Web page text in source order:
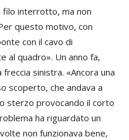
filo interrotto, ma non
questo motivo, con
con il cavo di
al quadro». Un anno fa,
sinistra. «Ancora una
scoperto, che andava a
sterzo provocando il corto
ha riguardato un
non funzionava bene,